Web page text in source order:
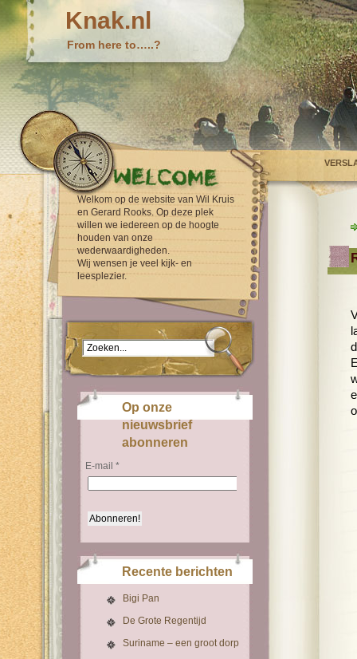
Knak.nl
From here to…..?
Welkom op de website van Wil Kruis
en Gerard Rooks. Op deze plek
willen we iedereen op de hoogte
houden van onze
wederwaardigheden.
Wij wensen je veel kijk- en
leesplezier.
Op onze
nieuwsbrief
abonneren
E-mail *
Recente berichten
Bigi Pan
De Grote Regentijd
Suriname – een groot dorp